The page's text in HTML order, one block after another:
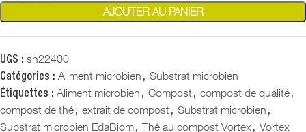
AJOUTER AU PANIER
UGS : sh22400
Catégories : Aliment microbien , Substrat microbien
Étiquettes : Aliment microbien , Compost, compost de qualité,
compost de thé, extrait de compost, Substrat microbien ,
Substrat microbien EdaBiom, Thé au compost Vortex, Vortex